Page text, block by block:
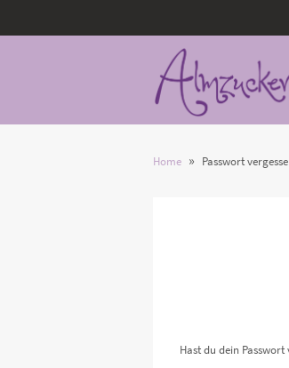
Home » Passwort
Hast du dein